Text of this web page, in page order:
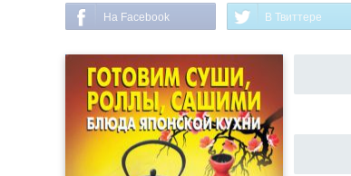
На Facebook В Твиттере